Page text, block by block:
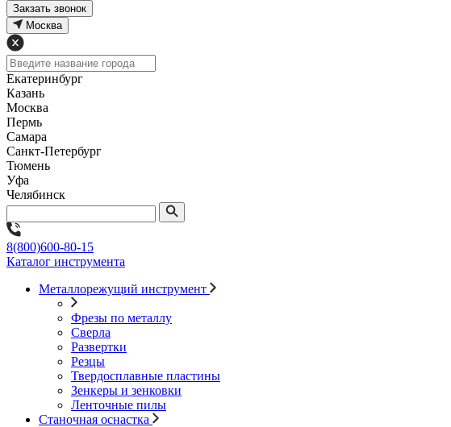
Закзать звонок
Москва
Екатеринбург
Казань
Москва
Пермь
Самара
Санкт-Петербург
Тюмень
Уфа
Челябинск
8(800)600-80-15
Каталог инструмента
Металлорежущий инструмент
Фрезы по металлу
Сверла
Развертки
Резцы
Твердосплавные пластины
Зенкеры и зенковки
Ленточные пилы
Станочная оснастка